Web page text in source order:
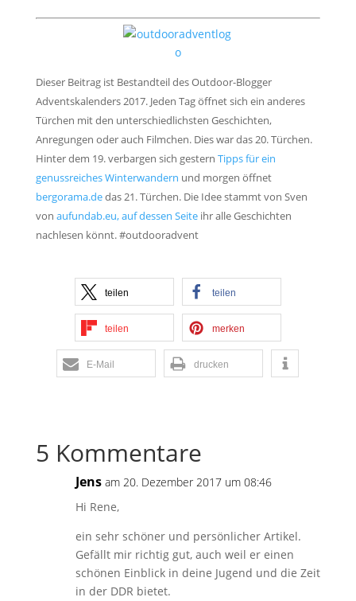
Dieser Beitrag ist Bestandteil des Outdoor-Blogger
Adventskalenders 2017. Jeden Tag öffnet sich ein anderes
Türchen mit den unterschiedlichsten Geschichten,
Anregungen oder auch Filmchen. Dies war das 20. Türchen.
Hinter dem 19. verbargen sich gestern Tipps für ein
genussreiches Winterwandern und morgen öffnet
bergorama.dedas 21. Türchen. Die Idee stammt von Sven
von aufundab.eu, auf dessen Seiteihr alle Geschichten
nachlesen könnt. #outdooradvent
teilen teilen
teilen merken
E-Mail drucken
5 Kommentare
Jens am 20. Dezember 2017 um 08:46
Hi Rene,
ein sehr schöner und persönlicher Artikel.
Gefällt mir richtig gut, auch weil er einen
schönen Einblick in deine Jugend und die Zeit
in der DDR bietet.